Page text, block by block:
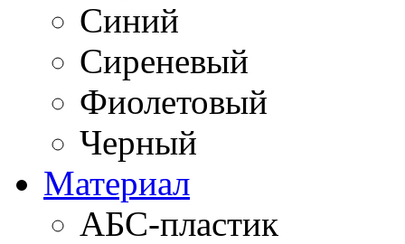
Синий
Сиреневый
Фиолетовый
Черный
Материал
АБС-пластик